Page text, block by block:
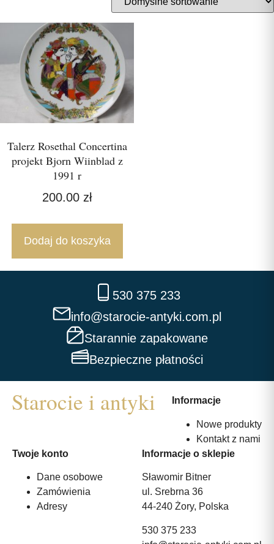
Talerz Rosethal Concertina
projekt Bjorn Wiinblad z
1991 r
200.00 zł
Dodaj do koszyka
530 375 233
info@starocie-antyki.com.pl
Starannie zapakowane
Bezpieczne płatności
Informacje
Nowe produkty
Kontakt z nami
Twoje konto
Dane osobowe
Zamówienia
Adresy
Informacje o sklepie
Sławomir Bitner
ul. Srebrna 36
44-240 Żory, Polska
530 375 233